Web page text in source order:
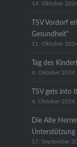
14. Oktober
TSV Vordorf
Gesundheit“
11. Oktober
Tag des
4. Oktober 2024
TSV gets into
4. Oktober 2024
Die Alte
Unterstützung
17. September